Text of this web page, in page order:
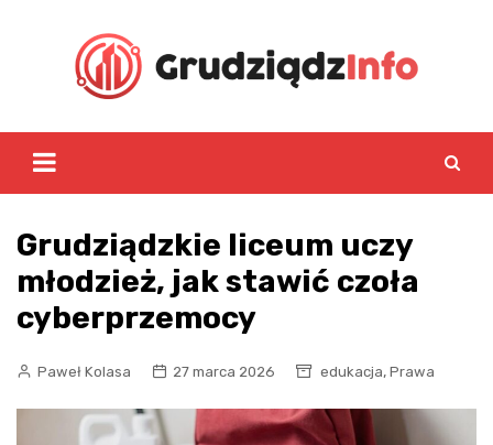
Grudziądzkie liceum uczy
młodzież, jak stawić czoła
cyberprzemocy
Paweł Kolasa 27 marca 2026 edukacja, Prawa